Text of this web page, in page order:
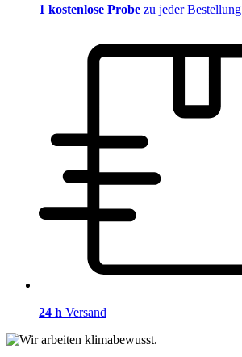
1 kostenlose Probe zu jeder Bestellung
24 h Versand